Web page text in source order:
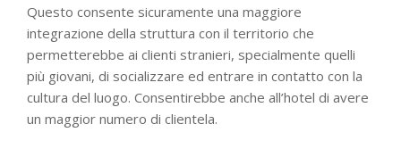
Questo consente sicuramente una maggiore
integrazione della struttura con il territorio che
permetterebbe ai clienti stranieri, specialmente quelli
più giovani, di socializzare ed entrare in contatto con la
cultura del luogo. Consentirebbe anche all’hotel di avere
un maggior numero di clientela.